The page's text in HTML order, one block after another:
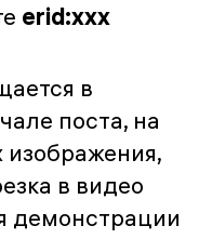
erid:ххх
в
поста, на
в видео
демонстрации